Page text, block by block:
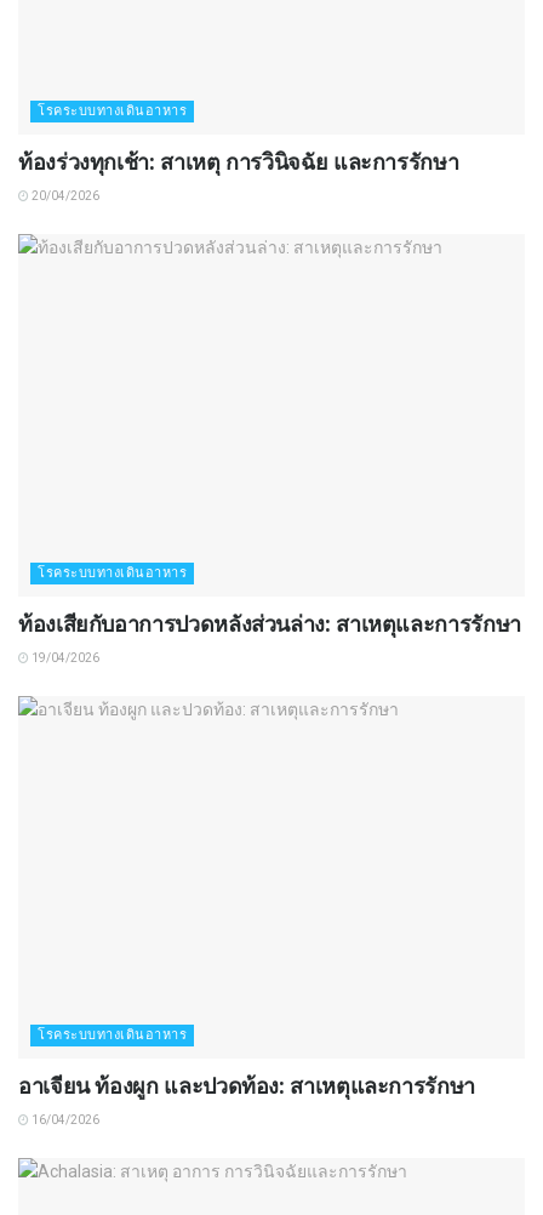
โรคระบบทางเดินอาหาร
ท้องร่วงทุกเช้า: สาเหตุ การวินิจฉัย และการรักษา
20/04/2026
โรคระบบทางเดินอาหาร
ท้องเสียกับอาการปวดหลังส่วนล่าง: สาเหตุและการรักษา
19/04/2026
โรคระบบทางเดินอาหาร
อาเจียน ท้องผูก และปวดท้อง: สาเหตุและการรักษา
16/04/2026